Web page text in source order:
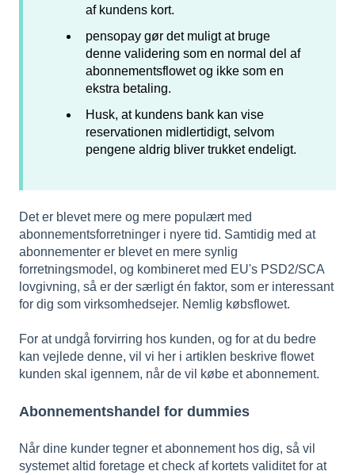
af kundens kort.
pensopay gør det muligt at bruge
denne validering som en normal del af
abonnementsflowet og ikke som en
ekstra betaling.
Husk, at kundens bank kan vise
reservationen midlertidigt, selvom
pengene aldrig bliver trukket endeligt.
Det er blevet mere og mere populært med
abonnementsforretninger i nyere tid. Samtidig med at
abonnementer er blevet en mere synlig
forretningsmodel, og kombineret med EU's PSD2/SCA
lovgivning, så er der særligt én faktor, som er interessant
for dig som virksomhedsejer. Nemlig købsflowet.
For at undgå forvirring hos kunden, og for at du bedre
kan vejlede denne, vil vi her i artiklen beskrive flowet
kunden skal igennem, når de vil købe et abonnement.
Abonnementshandel for dummies
Når dine kunder tegner et abonnement hos dig, så vil
systemet altid foretage et check af kortets validitet for at